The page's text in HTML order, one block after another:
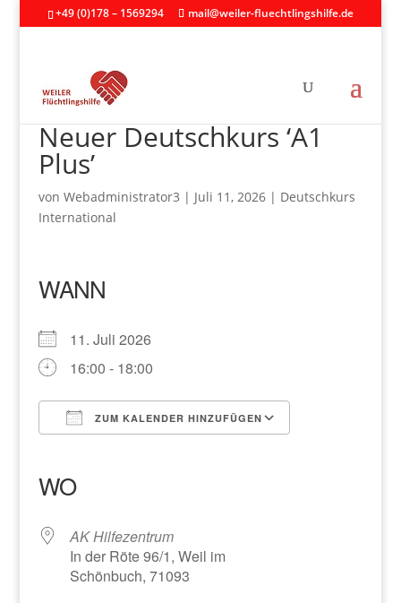
+49 (0)178 – 1569294 mail@weiler-fluechtlingshilfe.de
Neuer Deutschkurs ‘A1
Plus’
von Webadministrator3 | Juli 11, 2026| Deutschkurs
International
WANN
11. Juli 2026
16:00 - 18:00
ZUM KALENDER HINZUFÜGEN
WO
AK Hilfezentrum
In der Röte 96/1, Weil im
Schönbuch, 71093